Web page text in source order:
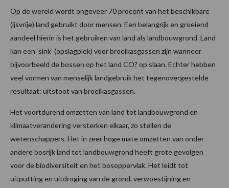
Op de wereld wordt ongeveer 70 procent van het beschikbare
(ijsvrije) land gebruikt door mensen. Een belangrijk en groeiend
aandeel hierin is het gebruiken van land als landbouwgrond. Land
kan een ‘sink’ (opslagplek) voor broeikasgassen zijn wanneer
bijvoorbeeld de bossen op het land CO? op slaan. Echter hebben
veel vormen van menselijk landgebruik het tegenovergestelde
resultaat: uitstoot van broeikasgassen.
Het voortdurend omzetten van land tot landbouwgrond en
klimaatverandering versterken elkaar, zo stellen de
wetenschappers. Het in zeer hoge mate omzetten van onder
andere bosrijk land tot landbouwgrond heeft grote gevolgen
voor de biodiversiteit en het bosoppervlak. Het leidt tot
uitputting en uitdroging van de grond, verwoestijning en